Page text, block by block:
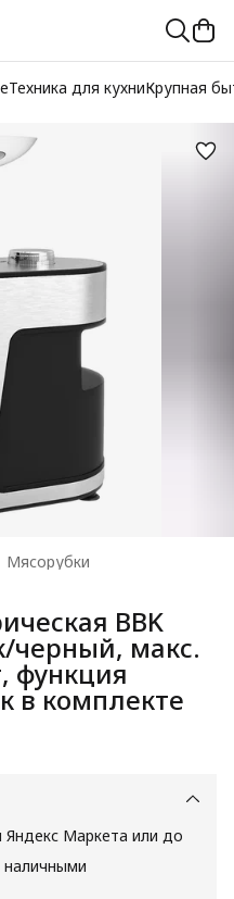
Техника для кухниКрупная
Мясорубки
BBK
черный, макс.
функция
в комплекте
Маркета или до